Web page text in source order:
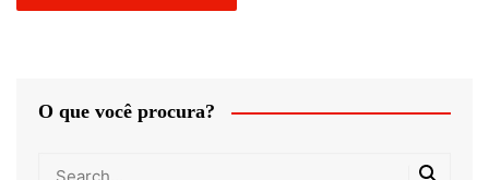
O que você procura?